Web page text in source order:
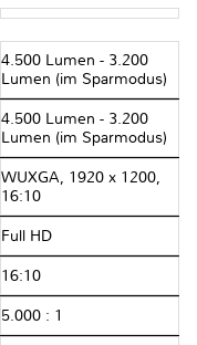
4.500 Lumen - 3.200
Lumen (im Sparmodus)
4.500 Lumen - 3.200
Lumen (im Sparmodus)
WUXGA, 1920 x 1200,
16:10
Full HD
16:10
5.000 : 1